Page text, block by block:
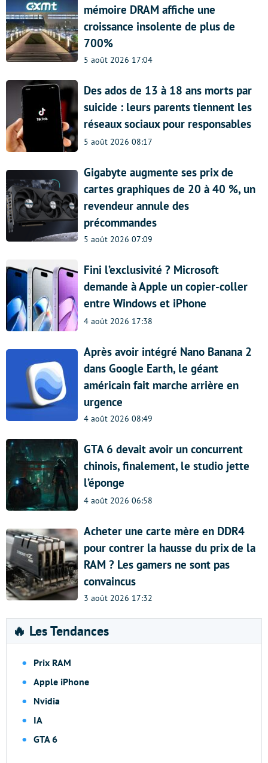
mémoire DRAM affiche une
croissance insolente de plus de
700%
5 août 2026 17:04
Des ados de 13 à 18 ans morts par
suicide : leurs parents tiennent les
réseaux sociaux pour responsables
5 août 2026 08:17
Gigabyte augmente ses prix de
cartes graphiques de 20 à 40 %, un
revendeur annule des
précommandes
5 août 2026 07:09
Fini l’exclusivité ? Microsoft
demande à Apple un copier-coller
entre Windows et iPhone
4 août 2026 17:38
Après avoir intégré Nano Banana 2
dans Google Earth, le géant
américain fait marche arrière en
urgence
4 août 2026 08:49
GTA 6 devait avoir un concurrent
chinois, finalement, le studio jette
l’éponge
4 août 2026 06:58
Acheter une carte mère en DDR4
pour contrer la hausse du prix de la
RAM ? Les gamers ne sont pas
convaincus
3 août 2026 17:32
🔥 Les Tendances
Prix RAM
Apple iPhone
Nvidia
IA
GTA 6